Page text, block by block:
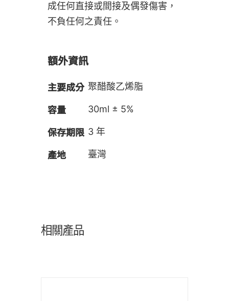
成任何直接或間接及偶發傷害，
不負任何之責任。
額外資訊
主要成分 聚醋酸乙烯脂
容量 30ml ± 5%
保存期限 3 年
產地 臺灣
相關產品